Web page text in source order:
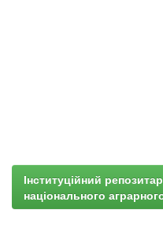
Інституційний
національного